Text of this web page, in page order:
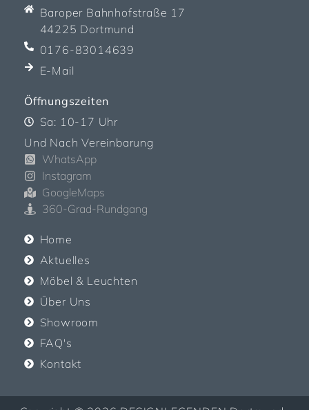
Baroper Bahnhofstraße 17
44225 Dortmund
0176-83014639
E-Mail
Öffnungszeiten
Sa: 10-17 Uhr
Und Nach Vereinbarung
WhatsApp
Instagram
GoogleMaps
360-Grad-Rundgang
Home
Aktuelles
Möbel & Leuchten
Über Uns
Showroom
FAQ's
Kontakt